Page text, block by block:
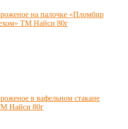
на палочке «Пломбир
ТМ Найси 80г
в вафельном стакане
Найси 80г